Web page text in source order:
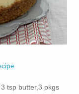
tsp butter,3 pkgs